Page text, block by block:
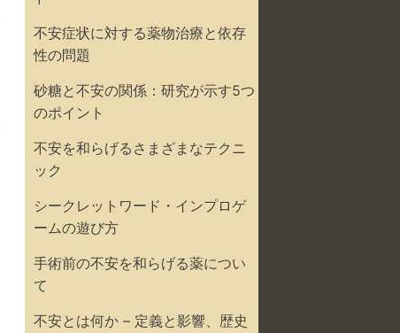
不安症状に対する薬物治療と依存
性の問題
砂糖と不安の関係：研究が示す5つ
のポイント
不安を和らげるさまざまなテクニ
ック
シークレットワード・インプロゲ
ームの遊び方
手術前の不安を和らげる薬につい
て
不安とは何か – 定義と影響、歴史